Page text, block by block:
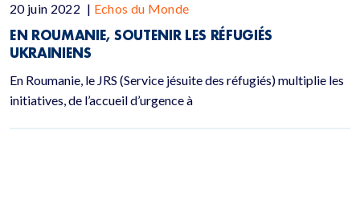
20 juin 2022 | Echos du Monde
EN ROUMANIE, SOUTENIR LES RÉFUGIÉS
UKRAINIENS
En Roumanie, le JRS (Service jésuite des réfugiés) multiplie les
initiatives, de l’accueil d’urgence à